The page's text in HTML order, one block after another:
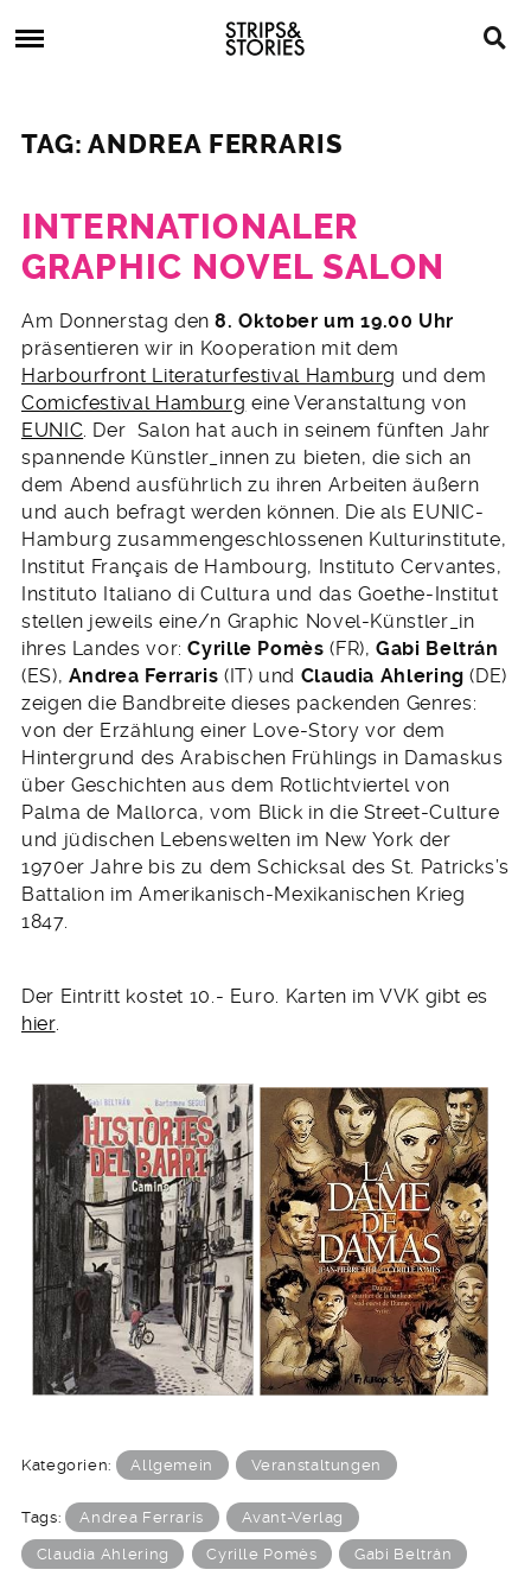
to
Strips
&
Stories
Comics,
TAG: ANDREA FERRARIS
INTERNATIONALER
GRAPHIC NOVEL SALON
23.
September
2015
Am Donnerstag den 8. Oktober um 19.00 Uhr
präsentieren wir in Kooperation mit dem
Harbourfront Literaturfestival Hamburg und dem
Comicfestival Hamburg eine Veranstaltung von
EUNIC. Der Salon hat auch in seinem fünften Jahr
spannende Künstler_innen zu bieten, die sich an
dem Abend ausführlich zu ihren Arbeiten äußern
und auch befragt werden können. Die als EUNIC-
Hamburg zusammengeschlossenen Kulturinstitute,
Institut Français de Hambourg, Instituto Cervantes,
Instituto Italiano di Cultura und das Goethe-Institut
stellen jeweils eine/n Graphic Novel-Künstler_in
ihres Landes vor:Cyrille Pomès (FR),Gabi Beltrán
(ES), Andrea Ferraris (IT) und Claudia Ahlering (DE)
zeigen die Bandbreite dieses packenden Genres:
von der Erzählung einer Love-Story vor dem
Hintergrund des Arabischen Frühlings in Damaskus
über Geschichten aus dem Rotlichtviertel von
Palma de Mallorca, vom Blick in die Street-Culture
und jüdischen Lebenswelten im New York der
1970er Jahre bis zu dem Schicksal des St. Patricks’s
Battalion im Amerikanisch-Mexikanischen Krieg
1847.
Der Eintritt kostet 10.- Euro. Karten im VVK gibt es
hier.
Kategorien: Allgemein Veranstaltungen
Tags: Andrea Ferraris Avant-Verlag
Claudia Ahlering Cyrille Pomès Gabi Beltrán